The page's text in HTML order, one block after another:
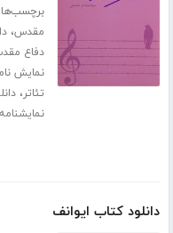
مقدس،
دفاع
نمایش
تئاتر،
دانلود کتاب ایوانف